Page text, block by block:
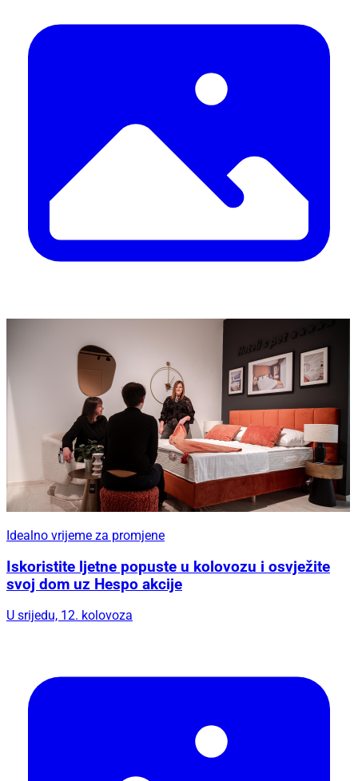
Idealno vrijeme za promjene
Iskoristite ljetne popuste u kolovozu i osvježite
svoj dom uz Hespo akcije
U srijedu, 12. kolovoza